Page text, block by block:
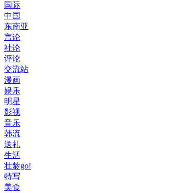
国际
中国
东南亚
言论
社论
评论
交流站
漫画
娱乐
明星
影视
音乐
韩流
送礼
生活
壮龄go!
特写
美食